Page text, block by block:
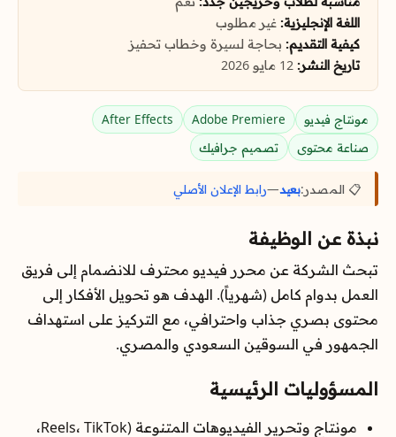
اللغة الإنجليزية: غير مطلوب
كيفية التقديم: بحاجة لسيرة وخطاب تحفيز
تاريخ النشر:
مونتاج فيديو Adobe Premiere
After Effects
صناعة محتوى
تصميم جرافيك
📋 المصدر:بعيد—رابط الإعلان الأصلي
نبذة عن الوظيفة
تبحث الشركة عن محرر فيديو محترف للانضمام إلى فريق
العمل بدوام كامل (شهرياً). الهدف هو تحويل الأفكار إلى
محتوى بصري جذاب واحترافي، مع التركيز على استهداف
الجمهور في السوقين السعودي والمصري.
المسؤوليات الرئيسية
مونتاج وتحرير الفيديوهات المتنوعة (Reels، TikTok،